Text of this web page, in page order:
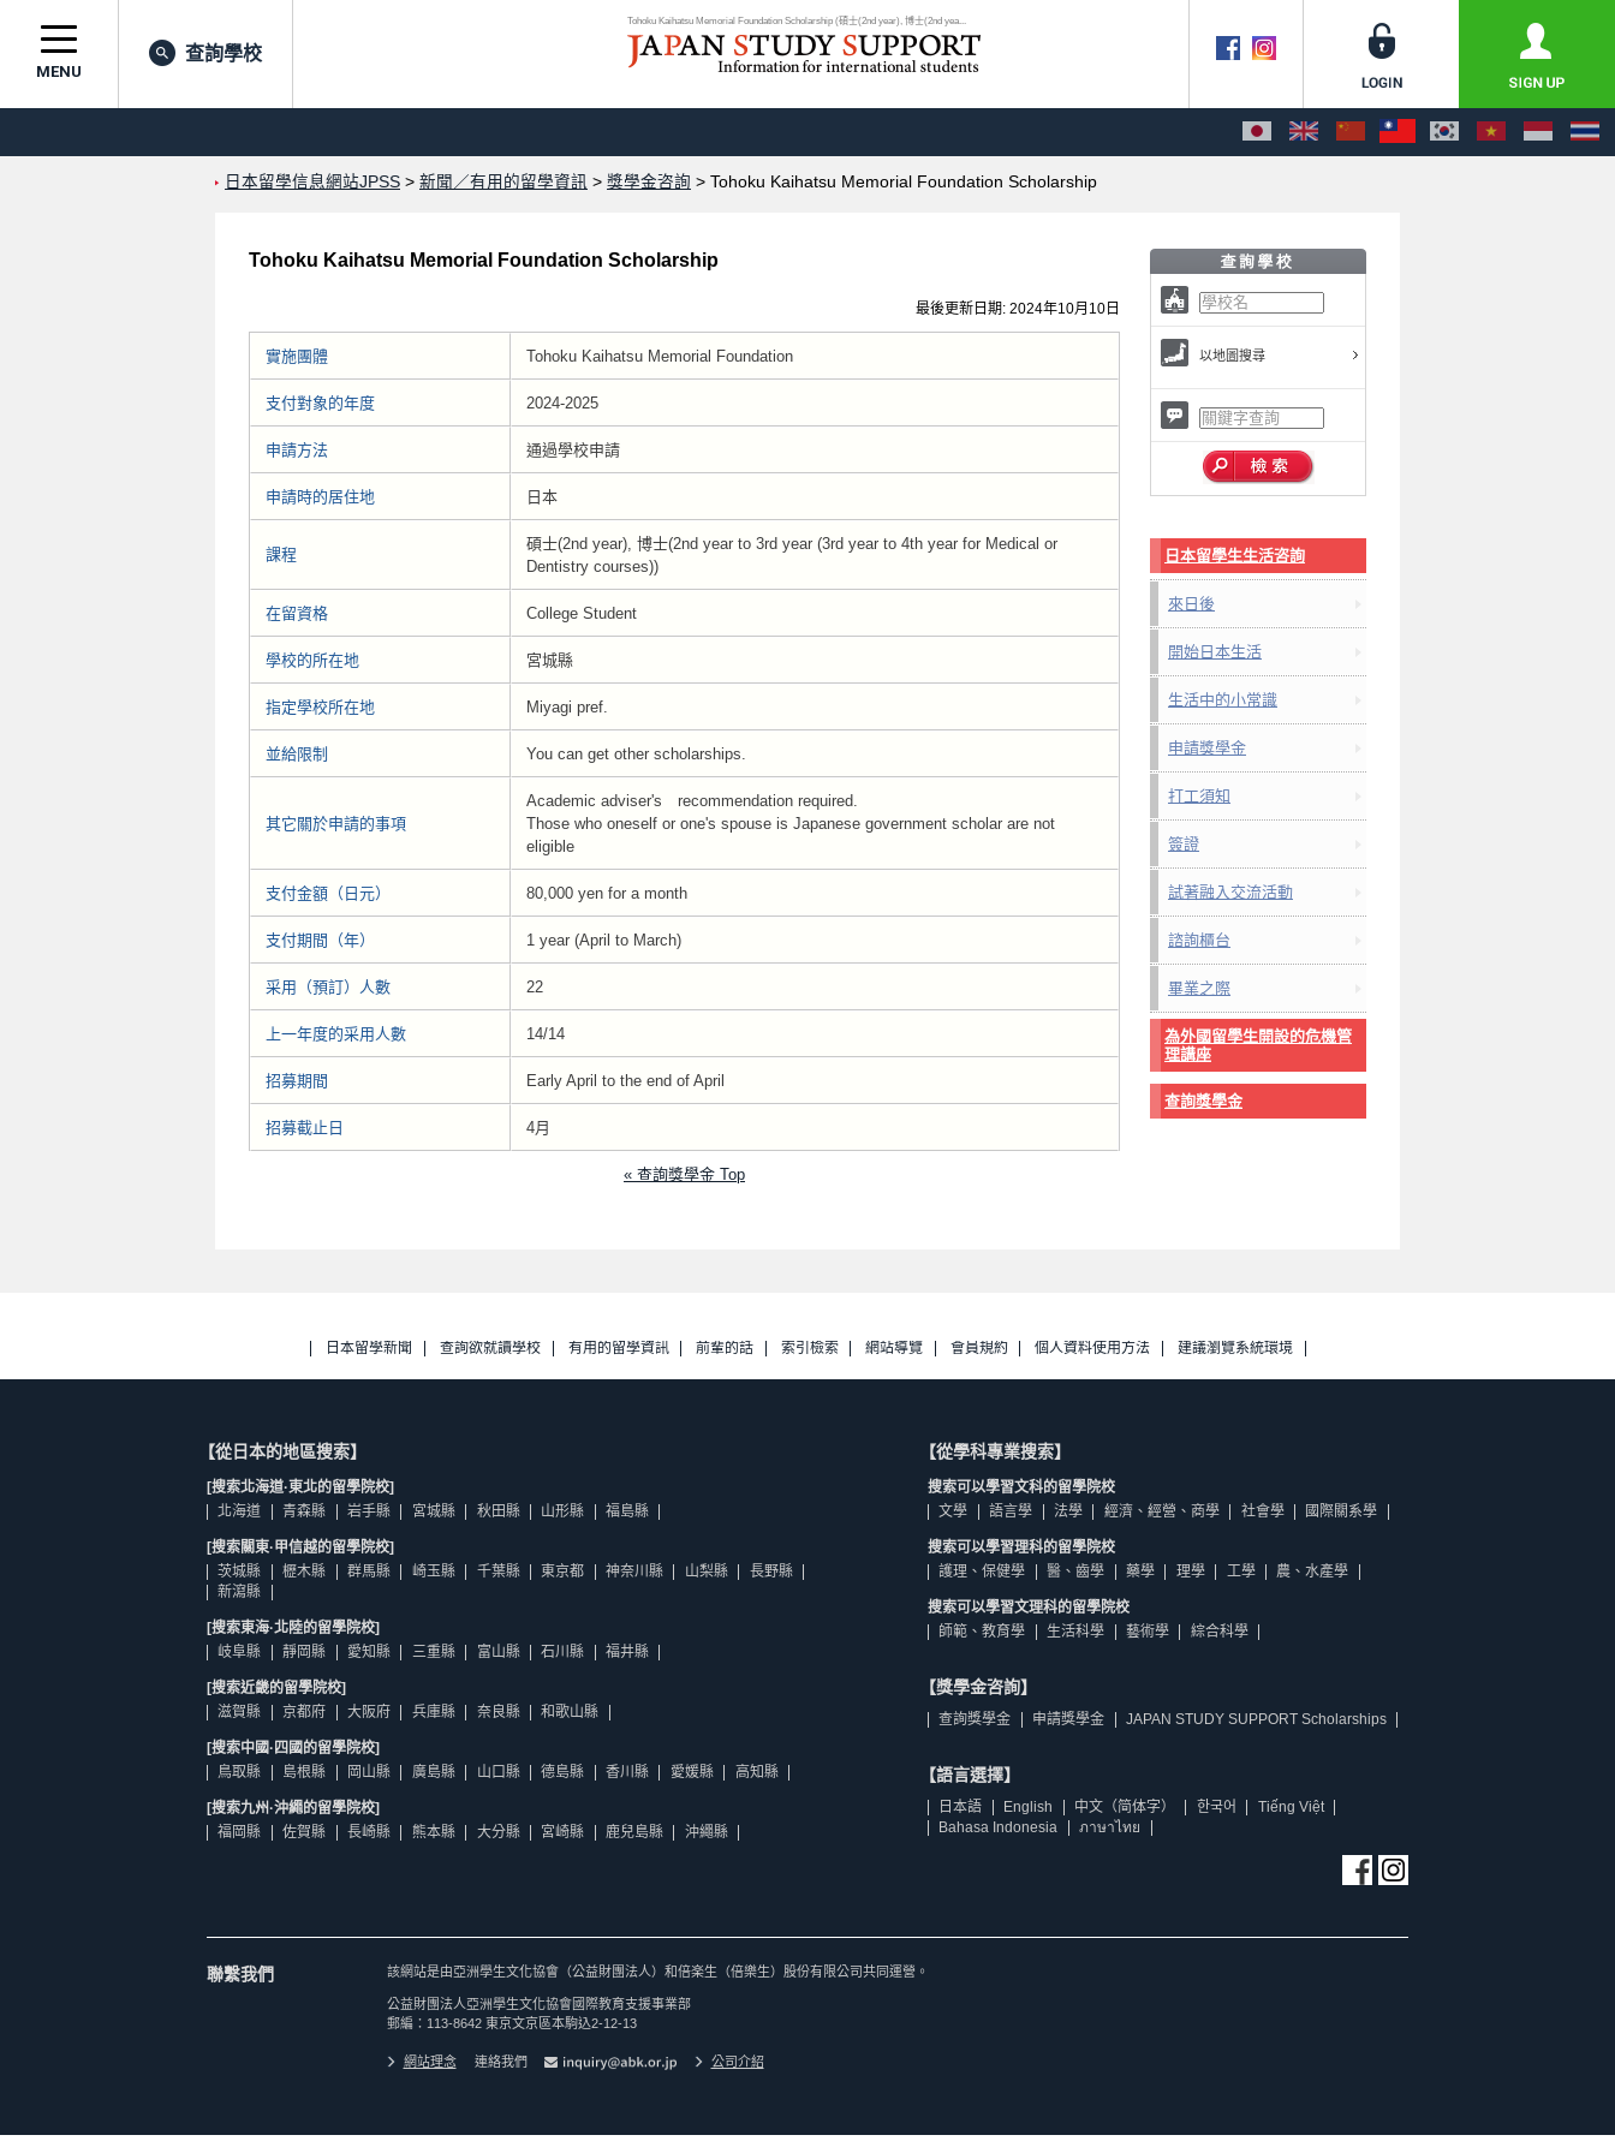
Tohoku Kaihatsu Memorial Foundation Scholarship (碩士(2nd year), 博士(2nd yea...
MENU
查詢學校
日本留學信息網站JPSS > 新聞／有用的留學資訊 > 獎學金咨詢 > Tohoku Kaihatsu Memorial Foundation Scholarship
Tohoku Kaihatsu Memorial Foundation Scholarship
最後更新日期: 2024年10月10日
實施團體 Tohoku Kaihatsu Memorial Foundation
支付對象的年度 2024-2025
申請方法 通過學校申請
申請時的居住地 日本
課程
碩士(2nd year), 博士(2nd year to 3rd year (3rd year to 4th year for Medical or
Dentistry courses))
在留資格 College Student
學校的所在地 宮城縣
指定學校所在地 Miyagi pref.
並給限制 You can get other scholarships.
其它關於申請的事項
Academic adviser's recommendation required.
Those who oneself or one's spouse is Japanese government scholar are not
eligible
支付金額（日元） 80,000 yen for a month
支付期間（年） 1 year (April to March)
采用（預訂）人數 22
上一年度的采用人數 14/14
招募期間 Early April to the end of April
招募截止日 4月
« 查詢獎學金 Top
以地圖搜尋
日本留學生生活咨詢
來日後
開始日本生活
生活中的小常識
申請獎學金
打工須知
簽證
試著融入交流活動
諮詢櫃台
畢業之際
為外國留學生開設的危機管
理講座
查詢獎學金
日本留學新聞 查詢欲就讀學校 有用的留學資訊 前輩的話 索引檢索 網站導覽 會員規約 個人資料使用方法 建議瀏覽系統環境
【從日本的地區搜索】
[搜索北海道·東北的留學院校]
北海道
青森縣 岩手縣 宮城縣 秋田縣 山形縣 福島縣
[搜索關東·甲信越的留學院校]
茨城縣
櫪木縣 群馬縣 崎玉縣 千葉縣 東京都 神奈川縣 山梨縣
長野縣
新瀉縣
[搜索東海·北陸的留學院校]
岐阜縣
靜岡縣 愛知縣 三重縣 富山縣 石川縣 福井縣
[搜索近畿的留學院校]
滋賀縣
京都府 大阪府 兵庫縣 奈良縣 和歌山縣
[搜索中國·四國的留學院校]
鳥取縣
島根縣 岡山縣 廣島縣 山口縣 德島縣 香川縣 愛媛縣 高知縣
[搜索九州·沖繩的留學院校]
福岡縣
佐賀縣 長崎縣 熊本縣 大分縣 宮崎縣 鹿兒島縣 沖繩縣
【從學科專業搜索】
搜索可以學習文科的留學院校
文學
語言學 法學 經濟、經營、商學 社會學 國際關系學
搜索可以學習理科的留學院校
護理、保健學
醫、齒學 藥學 理學 工學 農、水產學
搜索可以學習文理科的留學院校
師範、教育學
生活科學 藝術學 綜合科學
【獎學金咨詢】
查詢獎學金 申請獎學金 JAPAN STUDY SUPPORT Scholarships
【語言選擇】
日本語 English 中文（简体字） 한국어
Tiếng Việt
Bahasa Indonesia
ภาษาไทย
聯繫我們 該網站是由亞洲學生文化協會（公益財團法人）和倍楽生（倍樂生）股份有限公司共同運營。
公益財團法人亞洲學生文化協會國際教育支援事業部
郵編：113-8642 東京文京區本駒込2-12-13
網站理念 連絡我們 公司介紹